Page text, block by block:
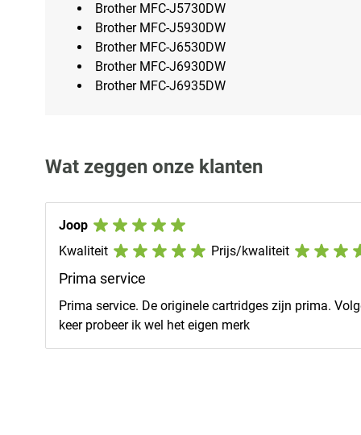
Brother MFC-J5730DW
Brother MFC-J5930DW
Brother MFC-J6530DW
Brother MFC-J6930DW
Brother MFC-J6935DW
Wat zeggen onze klanten
Joop
Kwaliteit
Prijs/kwaliteit
Prima service
Prima service. De originele cartridges zijn prima.
keer probeer ik wel het eigen merk